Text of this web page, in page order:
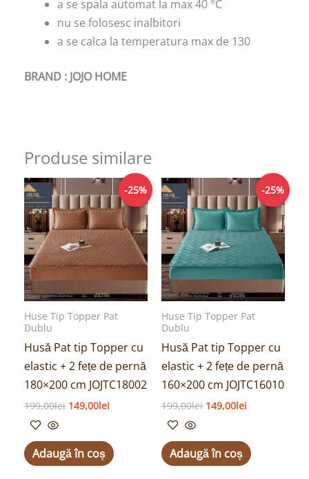
a se spala automat la max 40 °C
nu se folosesc inalbitori
a se calca la temperatura max de 130
BRAND : JOJO HOME
Produse similare
-25%
Huse Tip Topper Pat
Dublu
Husă Pat tip Topper cu
elastic + 2 fețe de pernă
180×200 cm JOJTC18002
199,00lei
Prețul
inițial
a
fost:
199,00lei.
149,00lei
Prețul
curent
este:
149,00lei.
Adaugă în coș
-25%
Huse Tip Topper Pat
Dublu
Husă Pat tip Topper cu
elastic + 2 fețe de pernă
160×200 cm JOJTC16010
199,00lei
Prețul
inițial
a
fost:
199,00lei.
149,00lei
Prețul
curent
este:
149,00lei.
Adaugă în coș